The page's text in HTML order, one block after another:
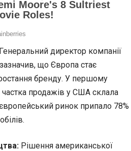
Генеральний директор компанії
що Європа стає
бренду. У першому
частка продажів у США склала
ринок припало 78%
Рішення американської